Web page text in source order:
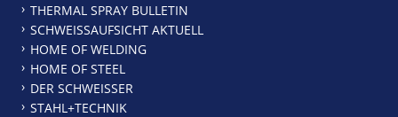
THERMAL SPRAY BULLETIN
SCHWEISSAUFSICHT AKTUELL
HOME OF WELDING
HOME OF STEEL
DER SCHWEISSER
STAHL+TECHNIK